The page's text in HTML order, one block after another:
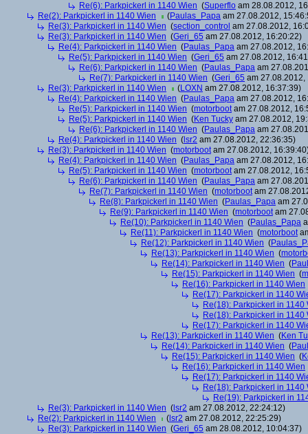
Re(6): Parkpickerl in 1140 Wien (Superflo am 28.08.2012,
Re(2): Parkpickerl in 1140 Wien
(Paulas_Papa am 27.08.2012,
Re(3): Parkpickerl in 1140 Wien (section_control am 27.08.2012,
Re(3): Parkpickerl in 1140 Wien (Geri_65 am 27.08.2012, 16:20:22)
Re(4): Parkpickerl in 1140 Wien (Paulas_Papa am 27.08.2012,
Re(5): Parkpickerl in 1140 Wien (Geri_65 am 27.08.2012,
Re(6): Parkpickerl in 1140 Wien (Paulas_Papa am
Re(7): Parkpickerl in 1140 Wien (Geri_65 am 27.08.2012,
Re(3): Parkpickerl in 1140 Wien
(LOXN am 27.08.2012, 16:37:39)
Re(4): Parkpickerl in 1140 Wien (Paulas_Papa am 27.08.2012,
Re(5): Parkpickerl in 1140 Wien (motorbootam 27.08.2012,
Re(5): Parkpickerl in 1140 Wien (Ken Tucky am 27.08.2012,
Re(6): Parkpickerl in 1140 Wien (Paulas_Papa am
Re(4): Parkpickerl in 1140 Wien ( lsr2 am 27.08.2012, 22:36:35)
Re(3): Parkpickerl in 1140 Wien (motorbootam 27.08.2012,
Re(4): Parkpickerl in 1140 Wien (Paulas_Papa am 27.08.2012,
Re(5): Parkpickerl in 1140 Wien (motorbootam 27.08.2012,
Re(6): Parkpickerl in 1140 Wien (Paulas_Papa am
Re(7): Parkpickerl in 1140 Wien (motorbootam
Re(8): Parkpickerl in 1140 Wien (Paulas_Papa am
Re(9): Parkpickerl in 1140 Wien (motorbootam
Re(10): Parkpickerl in 1140 Wien (Paulas_Papa
Re(11): Parkpickerl in 1140 Wien (motorboot
Re(12): Parkpickerl in 1140 Wien (
Re(13): Parkpickerl in 1140 Wien (
Re(14): Parkpickerl in 1140 Wien (
Re(15): Parkpickerl in 1140 Wien (
Re(16): Parkpickerl in 1140 Wien
Re(17): Parkpickerl in 1140
Re(18): Parkpickerl in 1140
Re(18): Parkpickerl in 1140
Re(17): Parkpickerl in 1140
Re(13): Parkpickerl in 1140 Wien (Ken
Re(14): Parkpickerl in 1140 Wien (
Re(15): Parkpickerl in 1140 Wien (
Re(16): Parkpickerl in 1140 Wien
Re(17): Parkpickerl in 1140
Re(18): Parkpickerl in 1140
Re(19): Parkpickerl in
Re(3): Parkpickerl in 1140 Wien ( lsr2 am 27.08.2012, 22:24:12)
Re(2): Parkpickerl in 1140 Wien
( lsr2 am 27.08.2012, 22:25:29)
Re(3): Parkpickerl in 1140 Wien (Geri_65 am 28.08.2012, 10:04:37)